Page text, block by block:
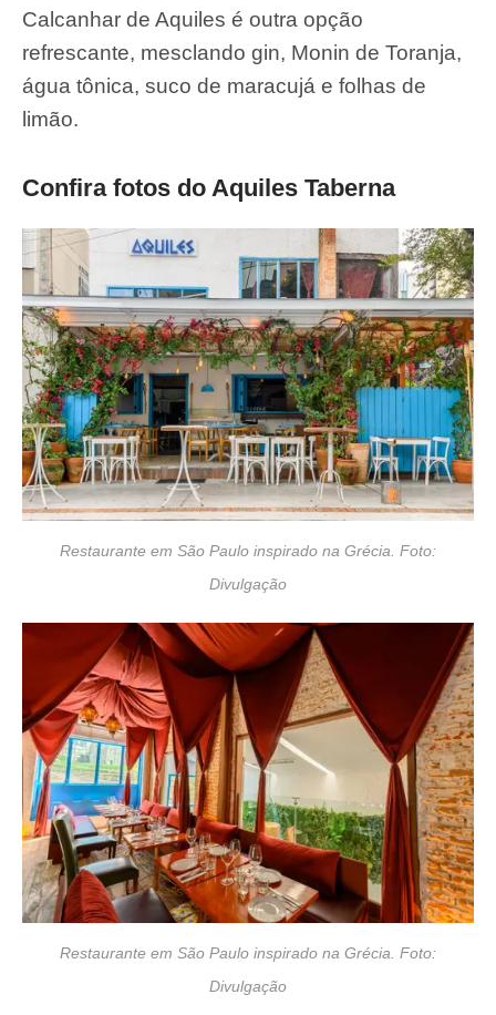
Calcanhar de Aquiles é outra opção
refrescante, mesclando gin, Monin de Toranja,
água tônica, suco de maracujá e folhas de
limão.
Confira fotos do Aquiles Taberna
Restaurante em São Paulo inspirado na Grécia. Foto:
Divulgação
Restaurante em São Paulo inspirado na Grécia. Foto:
Divulgação